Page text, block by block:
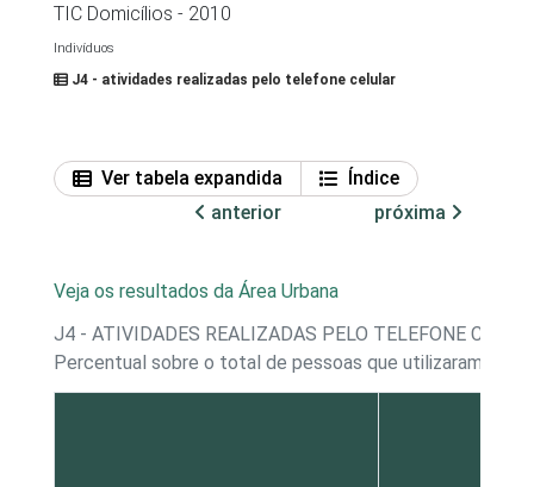
TIC Domicílios - 2010
Indivíduos
J4 - atividades realizadas pelo telefone celular
Ver tabela expandida
Índice
anterior
próxima
Veja os resultados da Área Urbana
J4 - ATIVIDADES REALIZADAS PELO TELEFONE
Percentual sobre o total de pessoas que utilizaram